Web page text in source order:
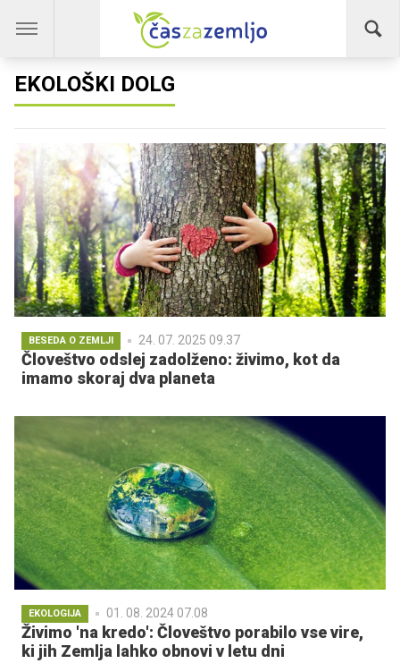
EKOLOŠKI DOLG
BESEDA O ZEMLJI 24. 07. 2025 09.37
Človeštvo odslej zadolženo: živimo, kot da
imamo skoraj dva planeta
EKOLOGIJA 01. 08. 2024 07.08
Živimo 'na kredo': Človeštvo porabilo vse vire,
ki jih Zemlja lahko obnovi v letu dni